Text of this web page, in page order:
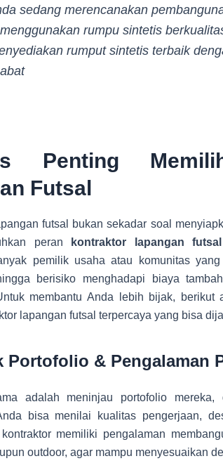
sedang merencanakan
rumpu sintetis
rumput sintetis terbaik
Penting
Futsal
futsal bukan sekadar soal
peran
kontraktor lapangan futsal
pemilik usaha atau komunitas
berisiko menghadapi biaya
membantu Anda lebih bijak,
lapangan futsal terpercaya yang bisa
Portofolio & Pengalaman
adalah meninjau portofolio
bisa menilai kualitas pengerjaan,
memiliki pengalaman
outdoor, agar mampu menyesuaikan